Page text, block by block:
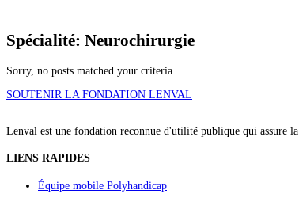
Spécialité: Neurochirurgie
Sorry, no posts matched your criteria.
SOUTENIR LA FONDATION LENVAL
Lenval est une fondation reconnue d'utilité publique qui assure
LIENS RAPIDES
Équipe mobile Polyhandicap